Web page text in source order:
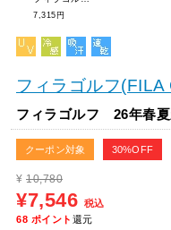
7,315円
フィラゴルフ(FILA
フィラゴルフ 26年春
クーポン対象 30%OFF
¥ 10,780
¥7,546 税込
68 ポイント 還元